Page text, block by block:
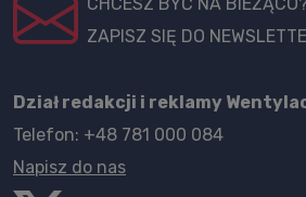
ZAPISZ SIĘ DO
Dział redakcji i reklamy
Telefon: +48 781 000 084
Napisz do nas